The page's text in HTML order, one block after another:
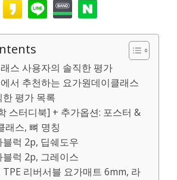
스 사용자의 솔직한 평가
서 추천하는 요가원데이클래스
평가 목록
스터디북] + 추가옵션: 포스터 &
래스, 뼈 명칭
블럭 2p, 딥쉐도우
럭 2p, 그레이스
TPE 리버서블 요가매트 6mm, 라